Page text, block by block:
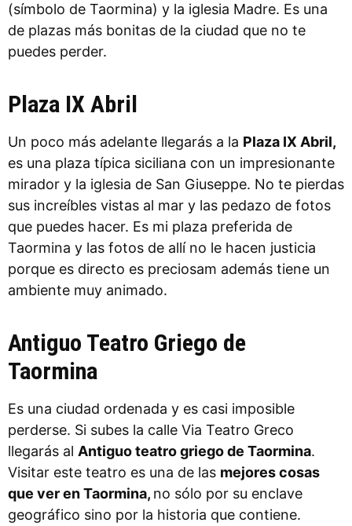
(símbolo de Taormina) y la iglesia Madre. Es una
de plazas más bonitas de la ciudad que no te
puedes perder.
Plaza IX Abril
Un poco más adelante llegarás a la Plaza IX Abril,
es una plaza típica siciliana con un impresionante
mirador y la iglesia de San Giuseppe. No te pierdas
sus increíbles vistas al mar y las pedazo de fotos
que puedes hacer. Es mi plaza preferida de
Taormina y las fotos de allí no le hacen justicia
porque es directo es preciosam además tiene un
ambiente muy animado.
Antiguo Teatro Griego de
Taormina
Es una ciudad ordenada y es casi imposible
perderse. Si subes la calle Via Teatro Greco
llegarás al Antiguo teatro griego de Taormina.
Visitar este teatro es una de las mejores cosas
que ver en Taormina, no sólo por su enclave
geográfico sino por la historia que contiene.